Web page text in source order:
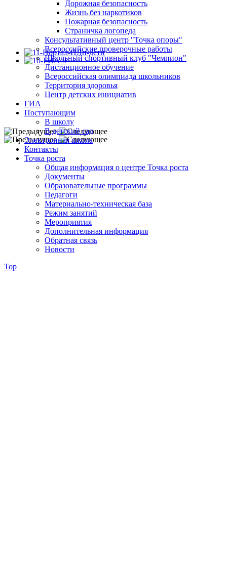
Дорожная безопасность
Жизнь без наркотиков
Пожарная безопасность
Страничка логопеда
Консультативный центр "Точка опоры"
Всероссийские проверочные работы
Школьный спортивный клуб "Чемпион"
Дистанционное обучение
Всероссийская олимпиада школьников
Территория здоровья
Центр детских инициатив
ГИА
Поступающим
В школу
В детский сад
Электронная школа
Контакты
Точка роста
Общая информация о центре Точка роста
Документы
Образовательные программы
Педагоги
Материально-техническая база
Режим занятий
Мероприятия
Дополнительная информация
Обратная связь
Новости
Top